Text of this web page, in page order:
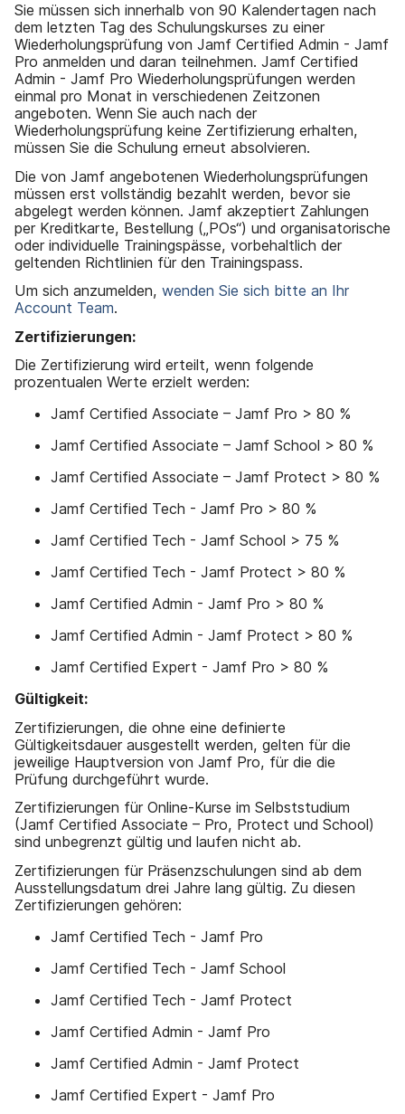
Sie müssen sich innerhalb von 90 Kalendertagen nach
dem letzten Tag des Schulungskurses zu einer
Wiederholungsprüfung von Jamf Certified Admin - Jamf
Pro anmelden und daran teilnehmen. Jamf Certified
Admin - Jamf Pro Wiederholungsprüfungen werden
einmal pro Monat in verschiedenen Zeitzonen
angeboten. Wenn Sie auch nach der
Wiederholungsprüfung keine Zertifizierung erhalten,
müssen Sie die Schulung erneut absolvieren.
Die von Jamf angebotenen Wiederholungsprüfungen
müssen erst vollständig bezahlt werden, bevor sie
abgelegt werden können. Jamf akzeptiert Zahlungen
per Kreditkarte, Bestellung („POs“) und organisatorische
oder individuelle Trainingspässe, vorbehaltlich der
geltenden Richtlinien für den Trainingspass.
Um sich anzumelden, wenden Sie sich bitte an Ihr
Account Team.
Zertifizierungen:
Die Zertifizierung wird erteilt, wenn folgende
prozentualen Werte erzielt werden:
Jamf Certified Associate – Jamf Pro > 80 %
Jamf Certified Associate – Jamf School > 80 %
Jamf Certified Associate – Jamf Protect > 80 %
Jamf Certified Tech - Jamf Pro > 80 %
Jamf Certified Tech - Jamf School > 75 %
Jamf Certified Tech - Jamf Protect > 80 %
Jamf Certified Admin - Jamf Pro > 80 %
Jamf Certified Admin - Jamf Protect > 80 %
Jamf Certified Expert - Jamf Pro > 80 %
Gültigkeit:
Zertifizierungen, die ohne eine definierte
Gültigkeitsdauer ausgestellt werden, gelten für die
jeweilige Hauptversion von Jamf Pro, für die die
Prüfung durchgeführt wurde.
Zertifizierungen für Online-Kurse im Selbststudium
(Jamf Certified Associate – Pro, Protect und School)
sind unbegrenzt gültig und laufen nicht ab.
Zertifizierungen für Präsenzschulungen sind ab dem
Ausstellungsdatum drei Jahre lang gültig. Zu diesen
Zertifizierungen gehören:
Jamf Certified Tech - Jamf Pro
Jamf Certified Tech - Jamf School
Jamf Certified Tech - Jamf Protect
Jamf Certified Admin - Jamf Pro
Jamf Certified Admin - Jamf Protect
Jamf Certified Expert - Jamf Pro